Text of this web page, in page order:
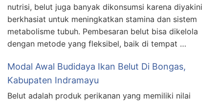
nutrisi, belut juga banyak dikonsumsi karena diyakini
berkhasiat untuk meningkatkan stamina dan sistem
metabolisme tubuh. Pembesaran belut bisa dikelola
dengan metode yang fleksibel, baik di tempat …
Modal Awal Budidaya Ikan Belut Di Bongas,
Kabupaten Indramayu
Belut adalah produk perikanan yang memiliki nilai